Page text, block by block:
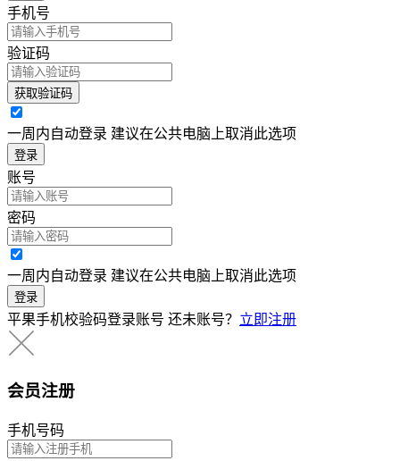
手机号
验证码
获取验证码
一周内自动登录 建议在公共电脑上取消此选项
登录
账号
密码
一周内自动登录 建议在公共电脑上取消此选项
登录
平果手机校验码登录账号 还未账号？ 立即注册
会员注册
手机号码